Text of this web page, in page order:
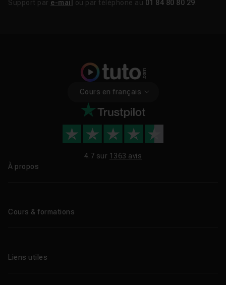
Support par e-mail ou par téléphone au 01 84 80 80 29
Cours en français
4.7 sur 1363 avis
À propos
Cours & formations
Formations certifiantes
Liens utiles